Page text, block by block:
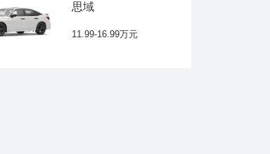
思域
11.99-16.99万元